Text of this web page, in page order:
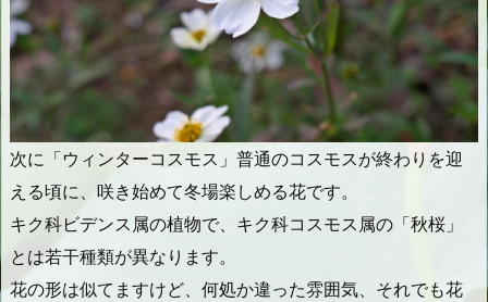
次に「ウィンターコスモス」普通のコスモスが終わりを迎
える頃に、咲き始めて冬場楽しめる花です。
キク科ビデンス属の植物で、キク科コスモス属の「秋桜」
とは若干種類が異なります。
花の形は似てますけど、何処か違った雰囲気、それでも花